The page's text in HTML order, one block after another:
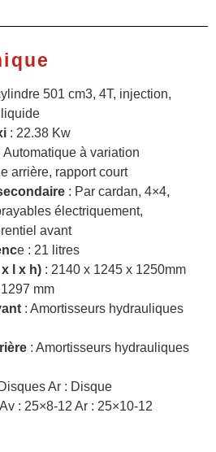
501 cm3, 4T, injection,
: 22.38 Kw
Automatique à variation
arrière, rapport court
: Par cardan, 4×4,
électriquement,
avant
e : 21 litres
l x h) : 2140 x 1245 x 1250mm
mm
: Amortisseurs hydrauliques
: Amortisseurs hydrauliques
Ar : Disque
: 25×8-12 Ar : 25×10-12